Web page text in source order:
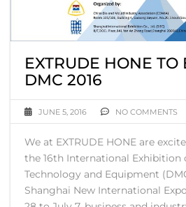
EXTRUDE HONE TO
DMC 2016
JUNE 5, 2016 NO COMMENTS
We at EXTRUDE HONE are
the 16th International Exhibition
Technology and Equipment
Shanghai New International